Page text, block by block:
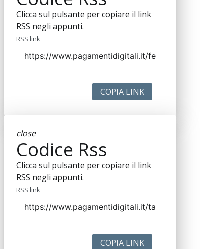
Clicca sul pulsante per copiare il link
RSS negli appunti.
RSS link
COPIA LINK
close
Codice Rss
Clicca sul pulsante per copiare il link
RSS negli appunti.
RSS link
COPIA LINK